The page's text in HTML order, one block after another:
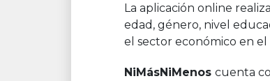
La aplicación online
edad, género, nivel
el sector económico en
NiMásNiMenos cuenta